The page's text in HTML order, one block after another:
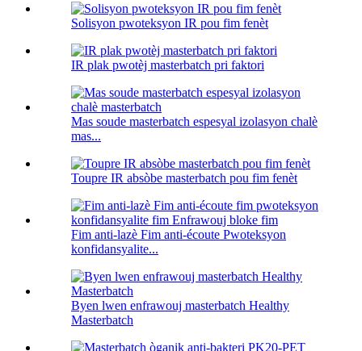
Solisyon pwoteksyon IR pou fim fenèt
IR plak pwotèj masterbatch pri faktori
Mas soude masterbatch espesyal izolasyon chalè
mas...
Toupre IR absòbe masterbatch pou fim fenèt
Fim anti-lazè Fim anti-écoute Pwoteksyon
konfidansyalite...
Byen lwen enfrawouj masterbatch Healthy
Masterbatch